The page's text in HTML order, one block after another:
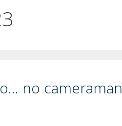
no cameraman